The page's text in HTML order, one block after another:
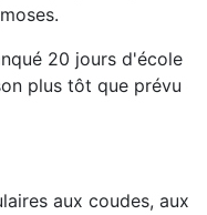
20 jours d'école
plus tôt que prévu
aux coudes, aux